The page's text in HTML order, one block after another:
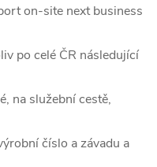
on-site next business
po celé ČR následující
na služební cestě,
číslo a závadu a